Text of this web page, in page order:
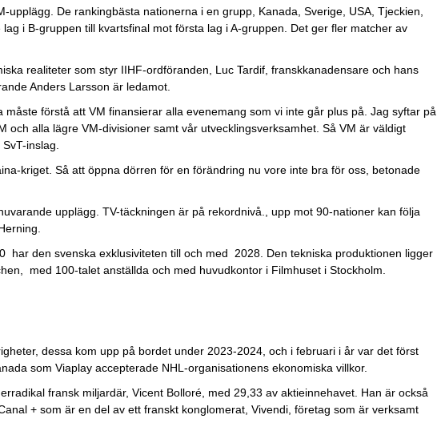
upplägg. De rankingbästa nationerna i en grupp, Kanada, Sverige, USA, Tjeckien,
i B-gruppen till kvartsfinal mot första lag i A-gruppen. Det ger fler matcher av
realiteter som styr IIHF-ordföranden, Luc Tardif, franskkanadensare och hans
Anders Larsson är ledamot.
måste förstå att VM finansierar alla evenemang som vi inte går plus på. Jag syftar på
och alla lägre VM-divisioner samt vår utvecklingsverksamhet. Så VM är väldigt
inslag.
kriget. Så att öppna dörren för en förändring nu vore inte bra för oss, betonade
upplägg. TV-täckningen är på rekordnivå., upp mot 90-nationer kan följa
har den svenska exklusiviteten till och med 2028. Den tekniska produktionen ligger
med 100-talet anställda och med huvudkontor i Filmhuset i Stockholm.
dessa kom upp på bordet under 2023-2024, och i februari i år var det först
som Viaplay accepterade NHL-organisationens ekonomiska villkor.
fransk miljardär, Vicent Bolloré, med 29,33 av aktieinnehavet. Han är också
+ som är en del av ett franskt konglomerat, Vivendi, företag som är verksamt